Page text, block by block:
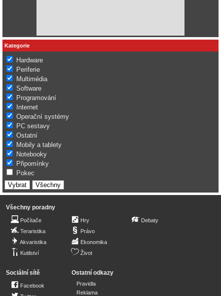
Kategorie
Hardware
Periferie
Multimédia
Software
Programování
Internet
Operační systémy
PC sestavy
Ostatní
Mobily a tablety
Notebooky
Připomínky
Pokec
Všechny poradny
Počítače
Teraristika
Akvaristika
Kutilství
Hry
Právo
Ekonomika
Život
Debaty
Sociální sítě
Facebook
Ostatní odkazy
Pravidla
Reklama